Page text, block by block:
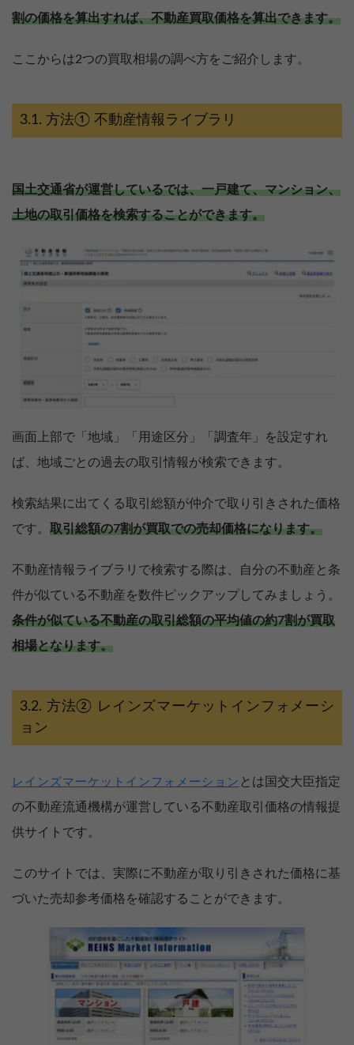
割の価格を算出すれば、不動産買取価格を算出できます。
ここからは2つの買取相場の調べ方をご紹介します。
方法① 不動産情報ライブラリ
国土交通省が運営しているでは、一戸建て、マンション、
土地の取引価格を検索することができます。
画面上部で「地域」「用途区分」「調査年」を設定すれ
ば、地域ごとの過去の取引情報が検索できます。
検索結果に出てくる取引総額が仲介で取り引きされた価格
です。 取引総額の7割が買取での売却価格になります。
不動産情報ライブラリで検索する際は、自分の不動産と条
件が似ている不動産を数件ピックアップしてみましょう。
条件が似ている不動産の取引総額の平均値の約7割が買取
相場となります。
方法② レインズマーケットインフォメーシ
ョン
レインズマーケットインフォメーション とは国交大臣指定
の不動産流通機構が運営している不動産取引価格の情報提
供サイトです。
このサイトでは、実際に不動産が取り引きされた価格に基
づいた売却参考価格を確認することができます。